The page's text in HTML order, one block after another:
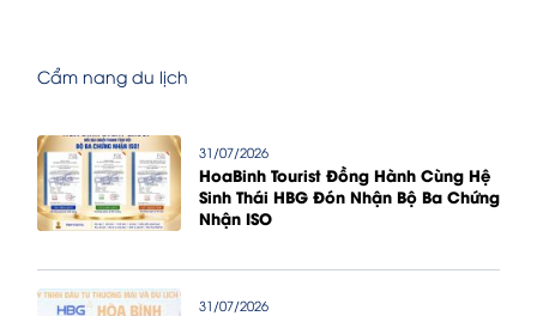
Cẩm nang du lịch
31/07/2026
HoaBinh Tourist Đồng Hành Cùng Hệ
Sinh Thái HBG Đón Nhận Bộ Ba Chứng
Nhận ISO
31/07/2026